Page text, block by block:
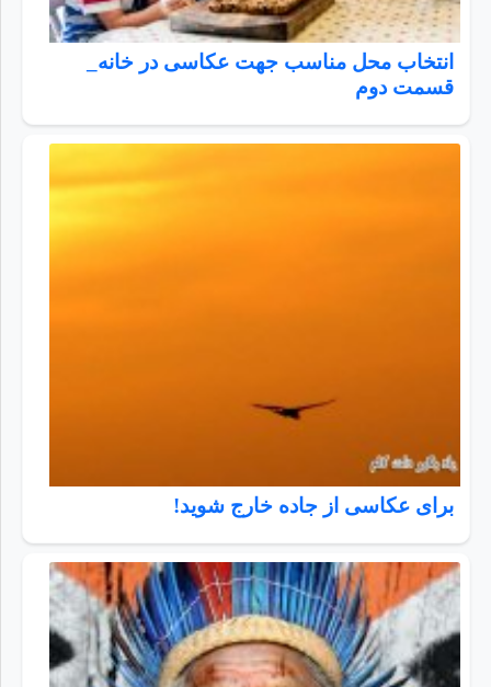
انتخاب محل مناسب جهت عکاسی در خانه_
قسمت دوم
برای عکاسی از جاده خارج شوید!